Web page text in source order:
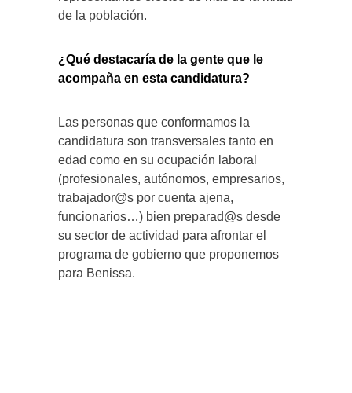
de la población.
¿Qué destacaría de la gente que le
acompaña en esta candidatura?
Las personas que conformamos la
candidatura son transversales tanto en
edad como en su ocupación laboral
(profesionales, autónomos, empresarios,
trabajador@s por cuenta ajena,
funcionarios…) bien preparad@s desde
su sector de actividad para afrontar el
programa de gobierno que proponemos
para Benissa.